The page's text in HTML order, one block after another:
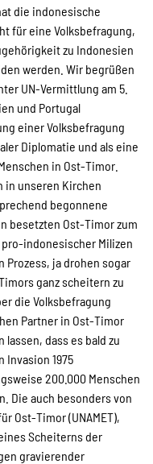
die indonesische
für eine Volksbefragung,
zu Indonesien
werden. Wir begrüßen
UN-Vermittlung am 5.
und Portugal
einer Volksbefragung
Diplomatie und als eine
in Ost-Timor.
in unseren Kirchen
begonnene
besetzten Ost-Timor zum
indonesischer Milizen
Prozess, ja drohen sogar
ganz scheitern zu
die Volksbefragung
Partner in Ost-Timor
dass es bald zu
1975
200.000 Menschen
Die auch besonders von
Ost-Timor (UNAMET),
Scheiterns der
gravierender